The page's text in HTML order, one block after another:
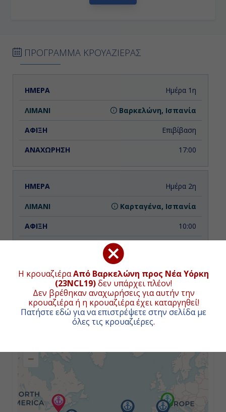
Η κρουαζιέραΑπό Βαρκελώνη προς Νέα Υόρκη
(23NCL19)δεν υπάρχει πλέον!
Δεν βρέθηκαν αναχωρήσεις για αυτήν την
κρουαζιέρα ή η κρουαζιέρα έχει καταργηθεί!
Πατήστε εδώ για να επιστρέψετε στην σελίδα με
όλες τις κρουαζιέρες.
ΠΡΟΓΡΑΜΜΑ ΚΡΟΥΑΖΙΕΡΑΣ
ΗΜΕΡΑ ΑΝΑΧΩΡΗΣΗ
Ημέρα 1η
Βαρκελώνη, Ισπανία
Επιβίβαση
17:00
Ημέρα 2η
Καρταγένα, Ισπανία
10:00
Ημέρα 3η
Εν Πλω
Ημέρα 4η
Εν Πλω
ΧΑΡΤΗΣ ΚΡΟΥΑΖΙΕΡΑΣ
−